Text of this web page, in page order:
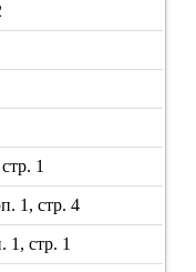
1
1, стр. 4
1, стр. 1